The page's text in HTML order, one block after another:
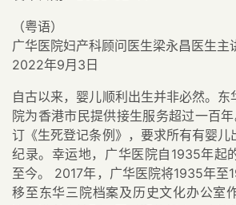
（粤语）
广华医院妇产科顾问医生梁永昌医生主
2022年9月3日
自古以来，婴儿顺利出生并非必然。东
院为香港市民提供接生服务超过一百
订《生死登记条例》，要求所有有婴儿
纪录。幸运地，广华医院自1935年起
至今。 2017年，广华医院将1935年至
移至东华三院档案及历史文化办公室